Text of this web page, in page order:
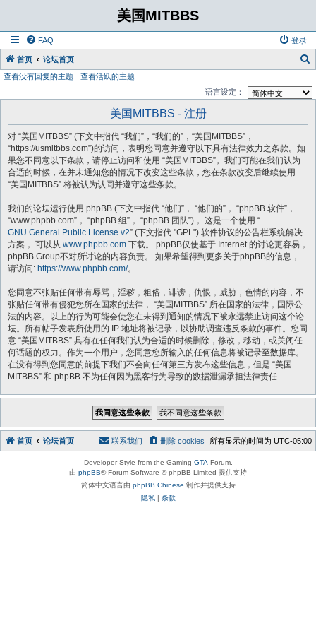
美国MITBBS
FAQ 登录
首页 论坛首页
查看没有回复的主题
查看活跃的主题
语言设定：
美国MITBBS - 注册
对 “美国MITBBS” (下文中指代 “我们”，“我们的”，“美国MITBBS”，
“https://usmitbbs.com”)的访问，表明您同意并遵守以下具有法律效力之条款。如
果您不同意以下条款，请停止访问和使用 “美国MITBBS”。我们可能在我们认为
合适的时候，在并未通知您的情况下改变这些条款，您在条款改变后继续使用
“美国MITBBS” 将被认为认同并遵守这些条款。
我们的论坛运行使用 phpBB (下文中指代 “他们”， “他们的”， “phpBB 软件”，
“www.phpbb.com”， “phpBB 组”， “phpBB 团队”)， 这是一个使用 “
GNU General Public License v2” (下文指代 "GPL") 软件协议的公告栏系统解决
方案， 可以从 www.phpbb.com 下载。 phpBB仅使基于 Internet 的讨论更容易，
phpBB Group不对所讨论的内容负责。 如果希望得到更多关于phpBB的信息，
请访问: https://www.phpbb.com/。
您同意不张贴任何带有辱骂，淫秽，粗俗，诽谤，仇恨，威胁，色情的内容，不
张贴任何带有侵犯您所在国家的法律， “美国MITBBS” 所在国家的法律，国际公
法的内容。以上的行为可能会使您在未得到通知的情况下被永远禁止访问这个论
坛。所有帖子发表所使用的 IP 地址将被记录，以协助调查违反条款的事件。您同
意 “美国MITBBS” 具有在任何我们认为合适的时候删除，修改，移动，或关闭任
何话题的权力。作为一个用户，您同意您所输入的任何信息将被记录至数据库。
在没有得到您同意的前提下我们不会向任何第三方发布这些信息，但是 “美国
MITBBS” 和 phpBB 不为任何因为黑客行为导致的数据泄漏承担法律责任.
首页 论坛首页 所有显示的时间为 UTC-05:00
删除 cookies
联系我们
Developer Style from the Gaming GTA Forum.
由 phpBB® Forum Software © phpBB Limited 提供支持
简体中文语言由 phpBB Chinese 制作并提供支持
隐私 | 条款